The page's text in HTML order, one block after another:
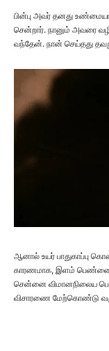
பின்பு அவர் தனது
சென்றார். நானும் அவரை
வந்தேன். நான் செய்தது
ஆனால் உயர் பாதுகாப்பு
காரணமாக, இளம் பெண்ணை
சென்னை விமானநிலைய
விசாரணை மேற்கொண்டு